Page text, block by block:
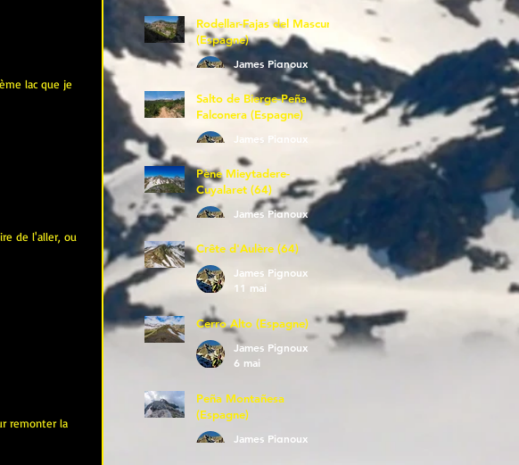
lac que je
de l'aller, ou
remonter la
Rodellar-Fajas del Mascun
(Espagne)
James Pignoux
24 mai
Salto de Bierge-Peña
Falconera (Espagne)
James Pignoux
23 mai
Pène Mieytadere-
Cuyalaret (64)
James Pignoux
Crête d'Aulère (64)
James Pignoux
11 mai
Cerro Alto (Espagne)
James Pignoux
6 mai
Peña Montañesa
(Espagne)
James Pignoux